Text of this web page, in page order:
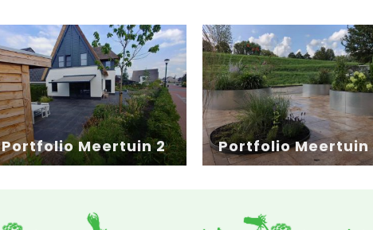
Portfolio Meertuin 2 Portfolio Meertuin